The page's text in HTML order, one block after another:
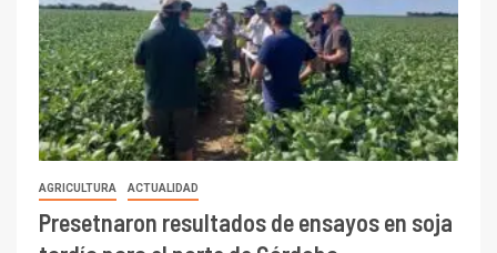
AGRICULTURA ACTUALIDAD
Presetnaron resultados de ensayos en soja